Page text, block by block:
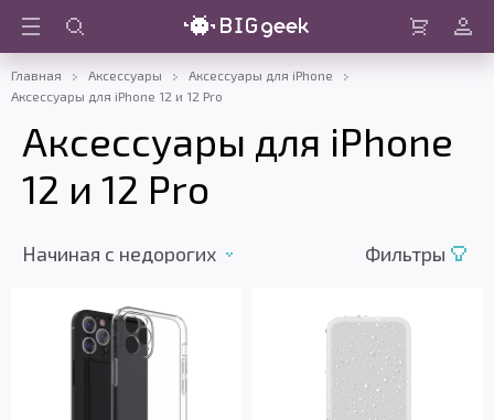
Войти
Главная Аксессуары
Аксессуары для iPhone
Аксессуары для iPhone 12 и 12 Pro
Аксессуары для iPhone
12 и 12 Pro
Начиная с недорогих Фильтры